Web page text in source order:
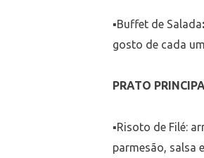
▪Buffet de Salada:
gosto de cada
PRATO
▪Risoto de Filé:
parmesão, salsa